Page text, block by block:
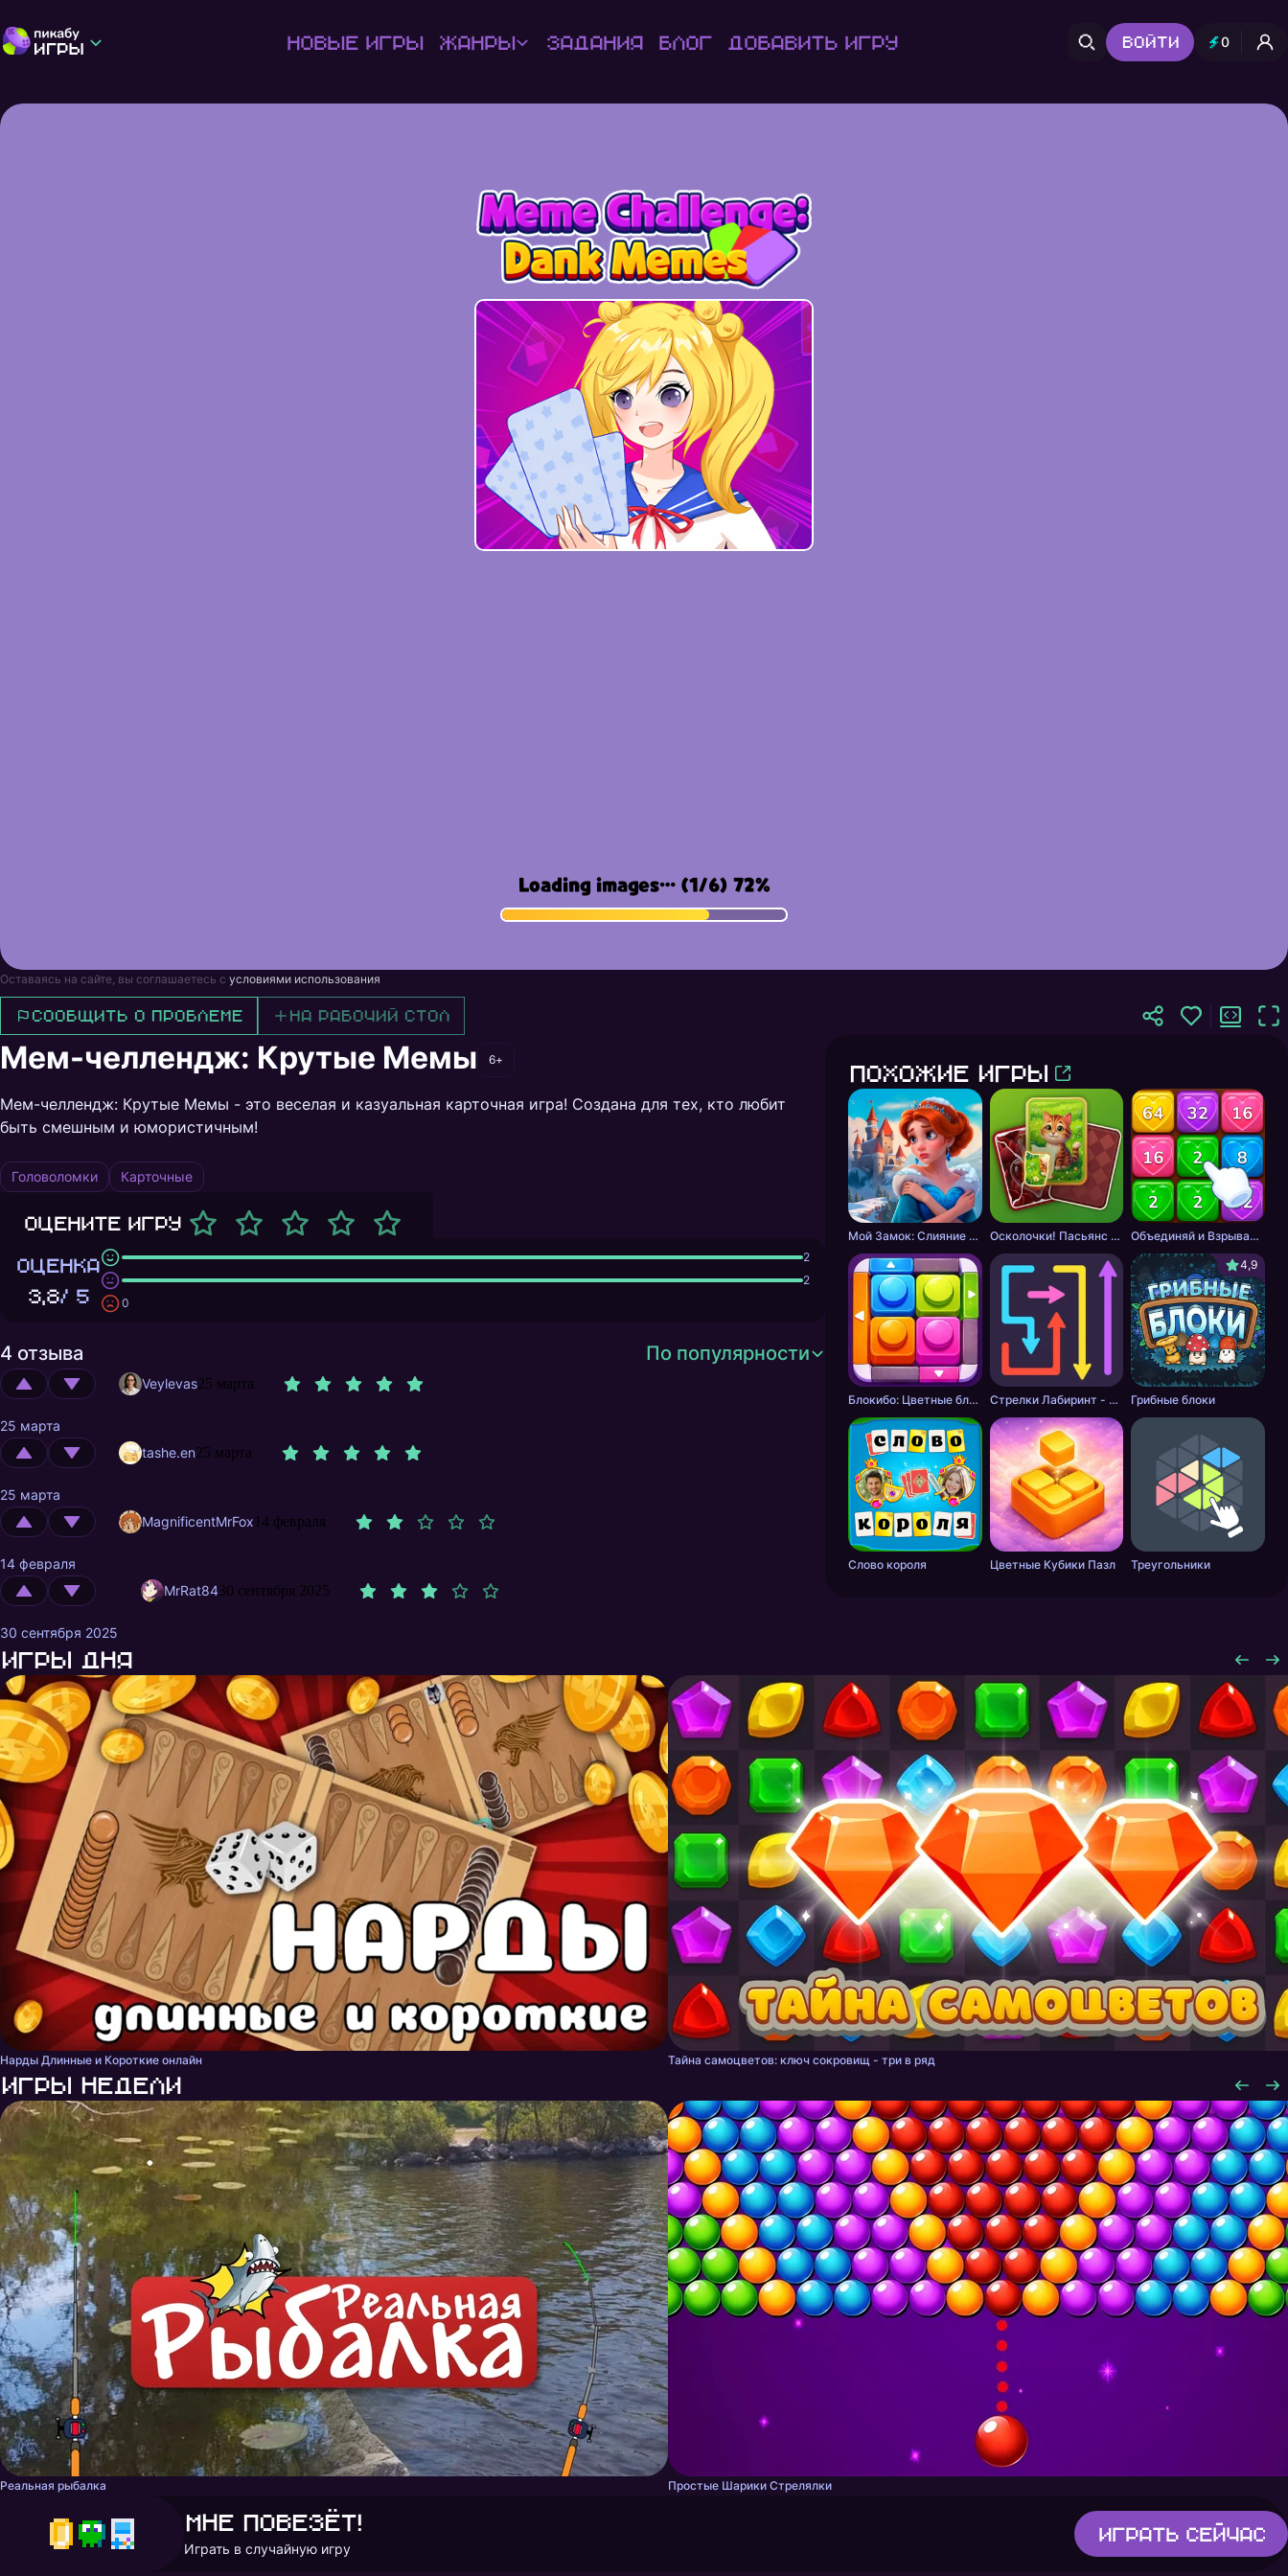
Новые игры Жанры Задания Блог Добавить игру Войти 0
Оставаясь на сайте, вы соглашаетесь с условиями использования
Сообщить о проблеме На рабочий стол
Мем-челлендж: Крутые Мемы 6+
Мем-челлендж: Крутые Мемы - это веселая и казуальная карточная игра! Создана для тех, кто любит
быть смешным и юмористичным!
Головоломки Карточные
Оцените игру
ОЦЕНКА
3,8/ 5
2
2
0
4 отзыва По популярности
Veylevas25 марта
25 марта
tashe.en25 марта
25 марта
MagnificentMrFox 14 февраля
14 февраля
MrRat8430 сентября 2025
30 сентября 2025
Похожие игры
Мой Замок: Слияние и История Осколочки! Пасьянс Собери картинки Объединяй и Взрывай + 2048
Блокибо: Цветные блоки Стрелки Лабиринт - Цветной путь
4,9
Грибные блоки
Слово короля Цветные Кубики Пазл Треугольники
Игры дня
Нарды Длинные и Короткие онлайн Тайна самоцветов: ключ сокровищ - три в ряд
Игры недели
Реальная рыбалка Простые Шарики Стрелялки
Мне повезёт!
Играть в случайную игру
Играть сейчас